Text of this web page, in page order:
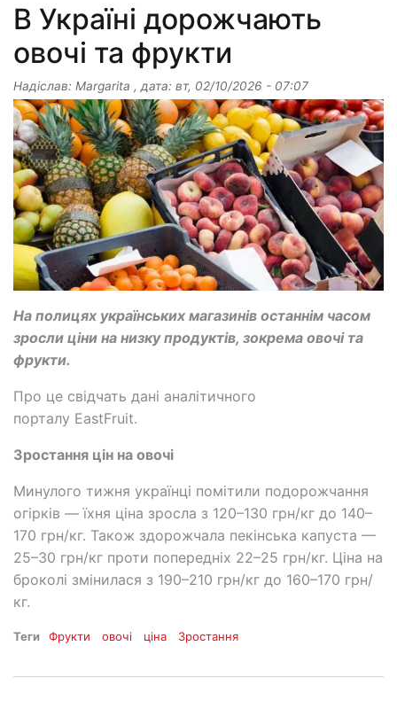
В Україні дорожчають
овочі та фрукти
Надіслав: Margarita , дата: вт, 02/10/2026 - 07:07
На полицях українських магазинів останнім часом
зросли ціни на низку продуктів, зокрема овочі та
фрукти.
Про це свідчать дані аналітичного
порталу EastFruit.
Зростання цін на овочі
Минулого тижня українці помітили подорожчання
огірків — їхня ціна зросла з 120–130 грн/кг до 140–
170 грн/кг. Також здорожчала пекінська капуста —
25–30 грн/кг проти попередніх 22–25 грн/кг. Ціна на
броколі змінилася з 190–210 грн/кг до 160–170 грн/
кг.
Теги Фрукти овочі ціна Зростання